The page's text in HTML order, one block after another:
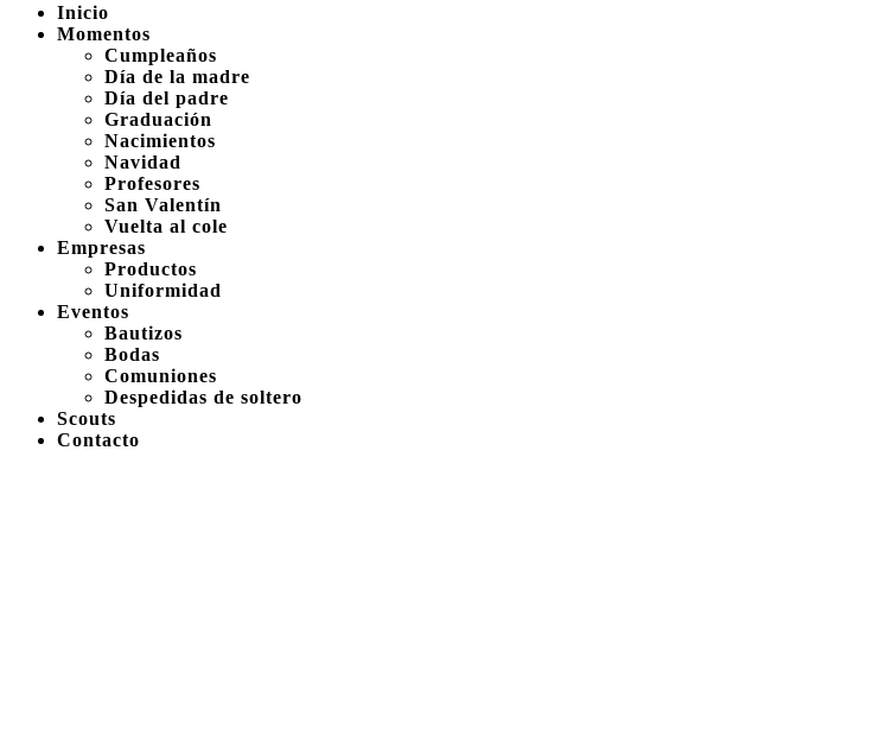
Inicio
Momentos
Cumpleaños
Día de la madre
Día del padre
Graduación
Nacimientos
Navidad
Profesores
San Valentín
Vuelta al cole
Empresas
Productos
Uniformidad
Eventos
Bautizos
Bodas
Comuniones
Despedidas de soltero
Scouts
Contacto